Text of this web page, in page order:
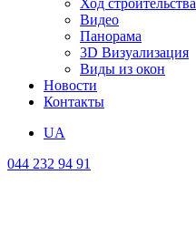
Ход строительства
Видео
Панорама
3D Визуализация
Виды из окон
Новости
Контакты
UA
044 232 94 91